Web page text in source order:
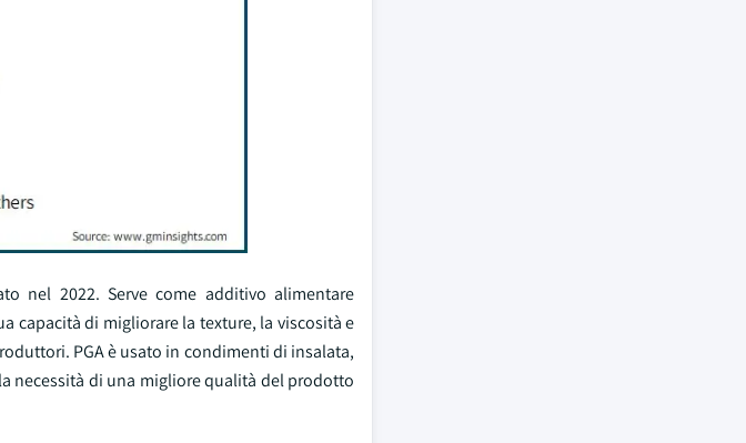
nel 2022. Serve come additivo alimentare
capacità di migliorare la texture, la viscosità e
PGA è usato in condimenti di insalata,
necessità di una migliore qualità del prodotto